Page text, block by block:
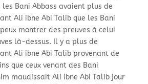
les Bani Abbass avaient plus de
Ali ibne Abi Talib que les Bani
montrer des preuves à celui
là-dessus. Il y a plus de
Ali ibne Abi Talib provenant de
que ceux venant des Bani
maudissait Ali ibne Abi Talib jour